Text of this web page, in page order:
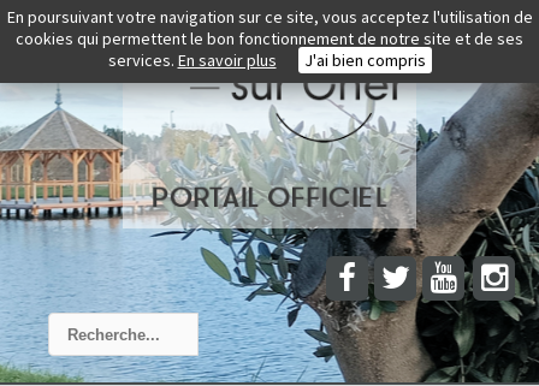
Rechercher
En poursuivant votre navigation sur ce site, vous acceptez l'utilisation de
cookies qui permettent le bon fonctionnement de notre site et de ses
services. En savoir plus J'ai bien compris